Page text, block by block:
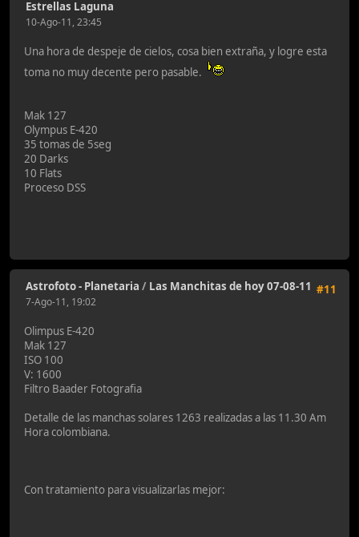
Estrellas Laguna
10-Ago-11, 23:45
Una hora de despeje de cielos, cosa bien extraña, y logre esta
toma no muy decente pero pasable.
Mak 127
Olympus E-420
35 tomas de 5seg
20 Darks
10 Flats
Proceso DSS
#11
Astrofoto - Planetaria / Las Manchitas de hoy 07-08-11
7-Ago-11, 19:02
Olimpus E-420
Mak 127
ISO 100
V: 1600
Filtro Baader Fotografia
Detalle de las manchas solares 1263 realizadas a las 11.30 Am
Hora colombiana.
Con tratamiento para visualizarlas mejor: